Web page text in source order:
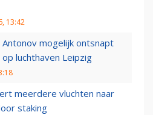
13:42
mogelijk ontsnapt
op luchthaven Leipzig
meerdere vluchten naar
staking